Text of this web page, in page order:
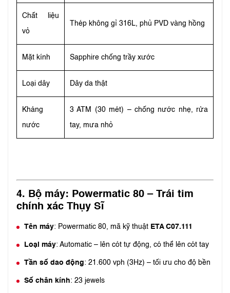
Chất liệu
vỏ
Thép không gỉ 316L, phủ PVD vàng hồng
Mặt kính Sapphire chống trầy xước
Loại dây Dây da thật
Kháng
nước
3 ATM (30 mét) – chống nước nhẹ, rửa
tay, mưa nhỏ
4. Bộ máy: Powermatic 80 – Trái tim
chính xác Thụy Sĩ
Tên máy: Powermatic 80, mã kỹ thuật ETA C07.111
Loại máy: Automatic – lên cót tự động, có thể lên cót tay
Tần số dao động: 21.600 vph (3Hz) – tối ưu cho độ bền
Số chân kính: 23 jewels